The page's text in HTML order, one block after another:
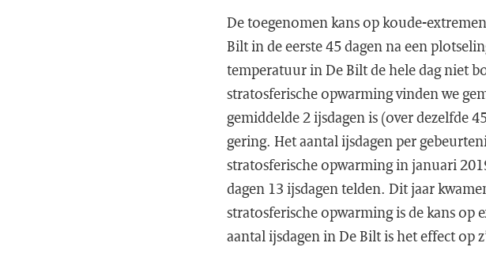
De toegenomen kans op koude-
Bilt in de eerste 45 dagen na een
temperatuur in De Bilt de hele dag niet
stratosferische opwarming vinden we
gemiddelde 2 ijsdagen is (over dezelfde
gering. Het aantal ijsdagen per
stratosferische opwarming in januari
dagen 13 ijsdagen telden. Dit jaar
stratosferische opwarming is de kans
aantal ijsdagen in De Bilt is het effect op